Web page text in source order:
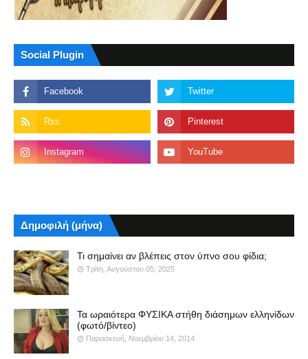
Social Plugin
Δημοφιλή (μήνα)
Τι σημαίνει αν βλέπεις στον ύπνο σου φίδια;
Τρίτη, Αυγούστου 05, 2025
Τα ωραιότερα ΦΥΣΙΚΑ στήθη διάσημων ελληνίδων
(φωτό/βίντεο)
Παρασκευή, Νοεμβρίου 14, 2014